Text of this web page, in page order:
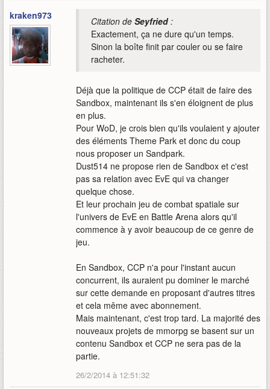
kraken973 Citation de Seyfried:
Exactement, ça ne dure qu'un temps.
Sinon la boîte finit par couler ou se faire
racheter.
Déjà que la politique de CCP était de faire des
Sandbox, maintenant ils s'en éloignent de plus
en plus.
Pour WoD, je crois bien qu'ils voulaient y ajouter
des éléments Theme Park et donc du coup
nous proposer un Sandpark.
Dust514 ne propose rien de Sandbox et c'est
pas sa relation avec EvE qui va changer
quelque chose.
Et leur prochain jeu de combat spatiale sur
l'univers de EvE en Battle Arena alors qu'il
commence à y avoir beaucoup de ce genre de
jeu.
En Sandbox, CCP n'a pour l'instant aucun
concurrent, ils auraient pu dominer le marché
sur cette demande en proposant d'autres titres
et cela même avec abonnement.
Mais maintenant, c'est trop tard. La majorité des
nouveaux projets de mmorpg se basent sur un
contenu Sandbox et CCP ne sera pas de la
partie.
26/2/2014 à 12:51:32